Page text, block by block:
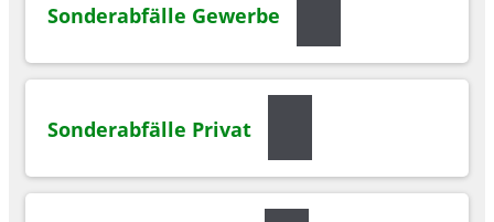
Sonderabfälle Gewerbe
Sonderabfälle Privat